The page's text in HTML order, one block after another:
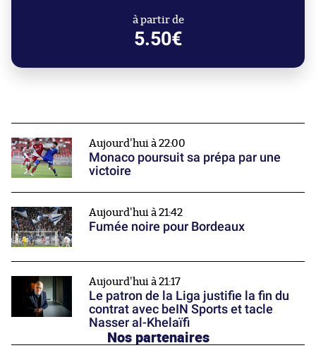
à partir de
5.50€
Aujourd'hui à 22:00
Monaco poursuit sa prépa par une
victoire
Aujourd'hui à 21:42
Fumée noire pour Bordeaux
Aujourd'hui à 21:17
Le patron de la Liga justifie la fin du
contrat avec beIN Sports et tacle
Nasser al-Khelaïfi
Nos partenaires